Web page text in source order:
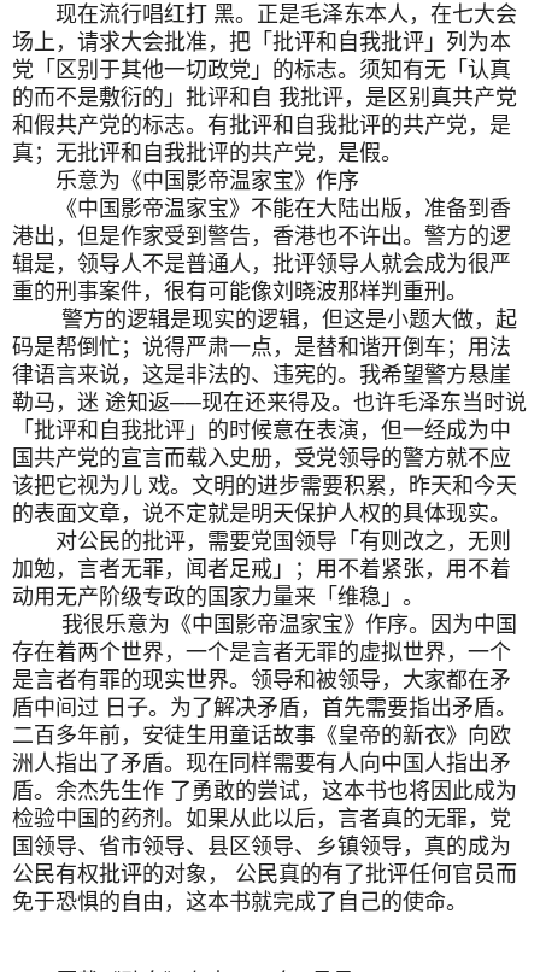
现在流行唱红打 黑。正是毛泽东本人，在七大会
场上，请求大会批准，把「批评和自我批评」列为本
党「区别于其他一切政党」的标志。须知有无「认真
的而不是敷衍的」批评和自 我批评，是区别真共产党
和假共产党的标志。有批评和自我批评的共产党，是
真；无批评和自我批评的共产党，是假。
乐意为《中国影帝温家宝》作序
《中国影帝温家宝》不能在大陆出版，准备到香
港出，但是作家受到警告，香港也不许出。警方的逻
辑是，领导人不是普通人，批评领导人就会成为很严
重的刑事案件，很有可能像刘晓波那样判重刑。
警方的逻辑是现实的逻辑，但这是小题大做，起
码是帮倒忙；说得严肃一点，是替和谐开倒车；用法
律语言来说，这是非法的、违宪的。我希望警方悬崖
勒马，迷 途知返──现在还来得及。也许毛泽东当时说
「批评和自我批评」的时候意在表演，但一经成为中
国共产党的宣言而载入史册，受党领导的警方就不应
该把它视为儿 戏。文明的进步需要积累，昨天和今天
的表面文章，说不定就是明天保护人权的具体现实。
对公民的批评，需要党国领导「有则改之，无则
加勉，言者无罪，闻者足戒」；用不着紧张，用不着
动用无产阶级专政的国家力量来「维稳」。
我很乐意为《中国影帝温家宝》作序。因为中国
存在着两个世界，一个是言者无罪的虚拟世界，一个
是言者有罪的现实世界。领导和被领导，大家都在矛
盾中间过 日子。为了解决矛盾，首先需要指出矛盾。
二百多年前，安徒生用童话故事《皇帝的新衣》向欧
洲人指出了矛盾。现在同样需要有人向中国人指出矛
盾。余杰先生作 了勇敢的尝试，这本书也将因此成为
检验中国的药剂。如果从此以后，言者真的无罪，党
国领导、省市领导、县区领导、乡镇领导，真的成为
公民有权批评的对象， 公民真的有了批评任何官员而
免于恐惧的自由，这本书就完成了自己的使命。